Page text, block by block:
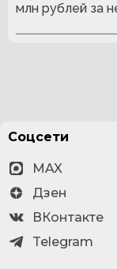
млн рублей за
Соцсети
MAX
Дзен
ВКонтакте
Telegram